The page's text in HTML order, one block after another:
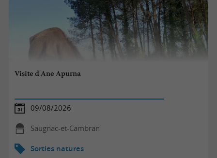
Visite d'Ane Apurna
09/08/2026
Saugnac-et-Cambran
Sorties natures